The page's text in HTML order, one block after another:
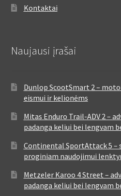
Kontaktai
Naujausi įrašai
Dunlop ScootSmart 2 –
eismui ir kelionėms
Mitas Enduro Trail-ADV 2 –
padanga keliui bei lengvam
Continental SportAttack 5 –
proginiam naudojimui
Metzeler Karoo 4 Street –
padanga keliui bei lengvam